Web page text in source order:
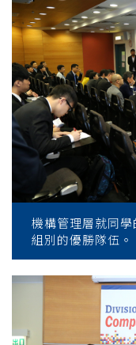
機構管理層就同
組別的優勝隊伍。